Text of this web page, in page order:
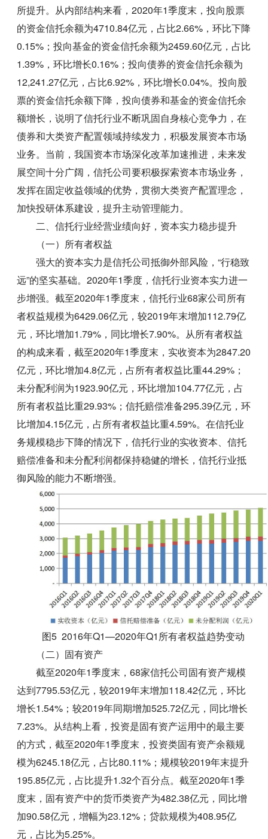
所提升。从内部结构来看，2020年1季度末，投向股票
的资金信托余额为4710.84亿元，占比2.66%，环比下降
0.15%；投向基金的资金信托余额为2459.60亿元，占比
1.39%，环比增长0.16%；投向债券的资金信托余额为
12,241.27亿元，占比6.92%，环比增长0.04%。投向股
票的资金信托余额下降，投向债券和基金的资金信托余
额增长，说明了信托行业不断巩固自身核心竞争力，在
债券和大类资产配置领域持续发力，积极发展资本市场
业务。当前，我国资本市场深化改革加速推进，未来发
展空间十分广阔，信托公司要积极探索资本市场业务，
发挥在固定收益领域的优势，贯彻大类资产配置理念，
加快投研体系建设，提升主动管理能力。
二、信托行业经营业绩向好，资本实力稳步提升
（一）所有者权益
强大的资本实力是信托公司抵御外部风险，“行稳致
远”的坚实基础。2020年1季度，信托行业资本实力进一
步增强。截至2020年1季度末，信托行业68家公司所有
者权益规模为6429.06亿元，较2019年末增加112.79亿
元，环比增加1.79%，同比增长7.90%。从所有者权益
的构成来看，截至2020年1季度末，实收资本为2847.20
亿元，环比增加4.8亿元，占所有者权益比重44.29%；
未分配利润为1923.90亿元，环比增加104.77亿元，占
所有者权益比重29.93%；信托赔偿准备295.39亿元，环
比增加4.15亿元，占所有者权益比重4.59%。在信托业
务规模稳步下降的情况下，信托行业的实收资本、信托
赔偿准备和未分配利润都保持稳健的增长，信托行业抵
御风险的能力不断增强。
图5 2016年Q1—2020年Q1所有者权益趋势变动
（二）固有资产
截至2020年1季度末，68家信托公司固有资产规模
达到7795.53亿元，较2019年末增加118.42亿元，环比
增长1.54%；较2019年同期增加525.72亿元，同比增长
7.23%。从结构上看，投资是固有资产运用中的最主要
的方式，截至2020年1季度末，投资类固有资产余额规
模为6245.18亿元，占比80.11%；规模较2019年末提升
195.85亿元，占比提升1.32个百分点。截至2020年1季
度末，固有资产中的货币类资产为482.38亿元，同比增
加90.58亿元，增幅为23.12%；贷款规模为408.95亿
元，占比为5.25%。